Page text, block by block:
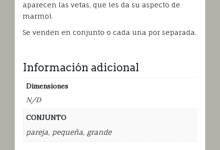
aparecen las vetas, que les da su aspecto de
marmol.
Se venden en conjunto o cada una por separada.
Información adicional
Dimensiones
N/D
CONJUNTO
pareja, pequeña, grande